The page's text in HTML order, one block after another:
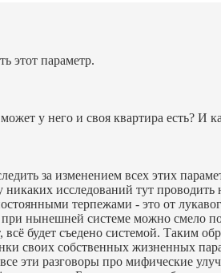
этот параметр.
у него и своя квартира есть? И
за изменением всех этих
исследований тут проводить
терпежами - это от
при нынешней системе можно смело
всё будет съедено системой. Таким
своих собственных жизненных
эти разговоры про мифические